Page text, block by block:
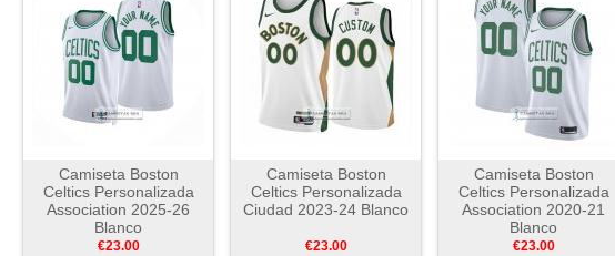
Camiseta Boston
Celtics Personalizada
Association 2025-26
Blanco
€23.00
Camiseta Boston
Celtics Personalizada
Ciudad 2023-24 Blanco
€23.00
Camiseta Boston
Celtics Personalizada
Association 2020-21
Blanco
€23.00